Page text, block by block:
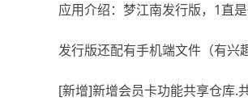
应用介绍：梦江南发行版，1直
发行版还配有手机端文件（有兴
[新增]新增会员卡功能共享仓库.